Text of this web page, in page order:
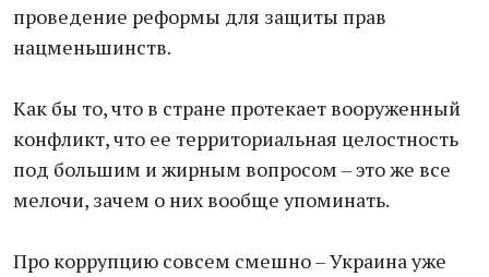
проведение реформы для защиты прав
нацменьшинств.
Как бы то, что в стране протекает вооруженный
конфликт, что ее территориальная целостность
под большим и жирным вопросом – это же все
мелочи, зачем о них вообще упоминать.
Про коррупцию совсем смешно – Украина уже